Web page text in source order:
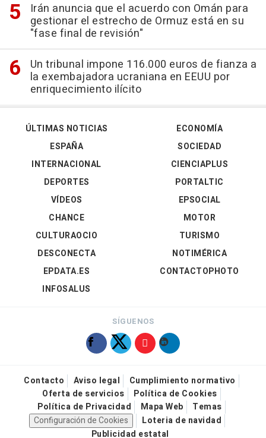
Irán anuncia que el acuerdo con Omán para
gestionar el estrecho de Ormuz está en su
"fase final de revisión"
Un tribunal impone 116.000 euros de fianza a
la exembajadora ucraniana en EEUU por
enriquecimiento ilícito
ÚLTIMAS NOTICIAS
ESPAÑA
INTERNACIONAL
DEPORTES
VÍDEOS
ECONOMÍA
SOCIEDAD
CIENCIAPLUS
PORTALTIC
EPSOCIAL
CHANCE
CULTURAOCIO
DESCONECTA
EPDATA.ES
INFOSALUS
MOTOR
TURISMO
NOTIMÉRICA
CONTACTOPHOTO
SÍGUENOS
Contacto Aviso legal
Cumplimiento normativo
Oferta de servicios
Política de Cookies
Política de Privacidad
Mapa Web
Temas
Configuración de Cookies
Loteria de navidad
Publicidad estatal